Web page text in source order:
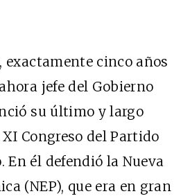
exactamente cinco años
jefe del Gobierno
su último y largo
Congreso del Partido
En él defendió la Nueva
(NEP), que era en gran